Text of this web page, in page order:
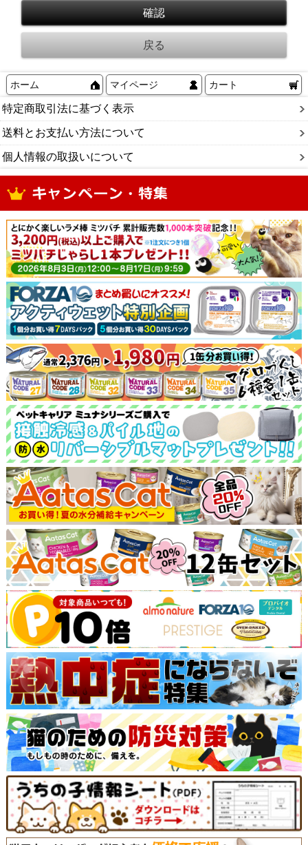
ホーム マイページ カート
特定商取引法に基づく表示
送料とお支払い方法について
個人情報の取扱いについて